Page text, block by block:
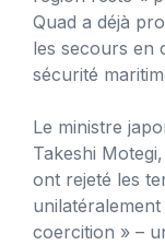
Quad a déjà
les secours en
sécurité
Le ministre
Takeshi
ont rejeté les
coercition » –